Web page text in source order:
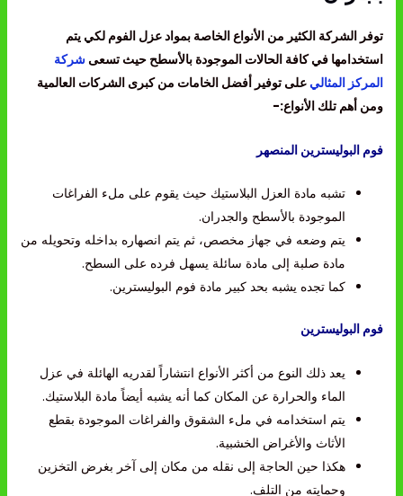
توفر الشركة الكثير من الأنواع الخاصة بمواد عزل الفوم لكي يتم
استخدامها في كافة الحالات الموجودة بالأسطح حيث تسعى شركة
المركز المثالي على توفير أفضل الخامات من كبرى الشركات العالمية
ومن أهم تلك الأنواع:-
فوم البوليسترين المنصهر
تشبه مادة العزل البلاستيك حيث يقوم على ملء الفراغات
الموجودة بالأسطح والجدران.
يتم وضعه في جهاز مخصص، ثم يتم انصهاره بداخله وتحويله من
مادة صلبة إلى مادة سائلة يسهل فرده على السطح.
كما تجده يشبه بحد كبير مادة فوم البوليسترين.
فوم البوليسترين
يعد ذلك النوع من أكثر الأنواع انتشاراً لقدريه الهائلة في عزل
الماء والحرارة عن المكان كما أنه يشبه أيضاً مادة البلاستيك.
يتم استخدامه في ملء الشقوق والفراغات الموجودة بقطع
الأثاث والأغراض الخشبية.
هكذا حين الحاجة إلى نقله من مكان إلى آخر بغرض التخزين
وحمايته من التلف.